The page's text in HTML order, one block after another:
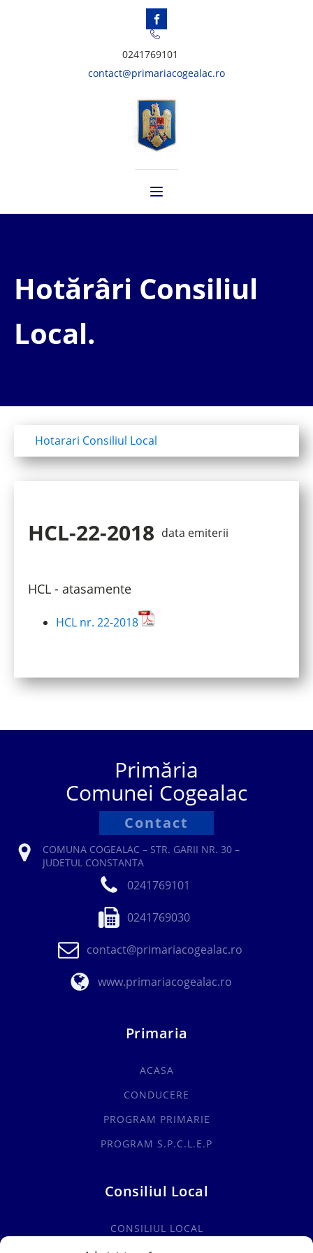
0241769101
contact@primariacogealac.ro
Hotărâri Consiliul
Local.
Hotarari Consiliul Local
HCL-22-2018 data emiterii
HCL - atasamente
HCL nr. 22-2018
Primăria
Comunei Cogealac
Contact
COMUNA COGEALAC – STR. GARII NR. 30 –
JUDETUL CONSTANTA
0241769101
0241769030
contact@primariacogealac.ro
www.primariacogealac.ro
Primaria
ACASA
CONDUCERE
PROGRAM PRIMARIE
PROGRAM S.P.C.L.E.P
Consiliul Local
CONSILIUL LOCAL